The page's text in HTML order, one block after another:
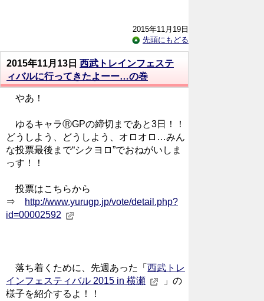
2015年11月19日
先頭にもどる
2015年11月13日 西武トレインフェステ
ィバルに行ってきたよーー…の巻
やあ！
ゆるキャラⓇGPの締切まであと3日！！
どうしよう、どうしよう、オロオロ…みん
な投票最後まで“シクヨロ”でおねがいしま
っす！！
投票はこちらから
⇒
http://www.yurugp.jp/vote/detail.php?
id=00002592
落ち着くために、先週あった「 西武トレ
インフェスティバル 2015 in 横瀬
」の
様子を紹介するよ！！